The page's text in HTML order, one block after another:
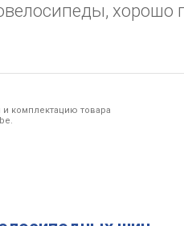
хорошо
и комплектацию товара